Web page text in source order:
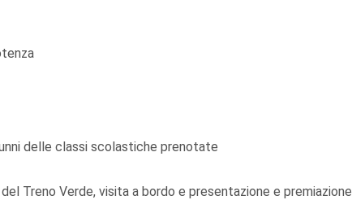
delle classi scolastiche prenotate
Treno Verde, visita a bordo e presentazione e premiazione